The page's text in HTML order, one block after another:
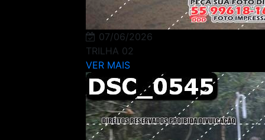
07/06/2026
TRILHA 02
VER MAIS